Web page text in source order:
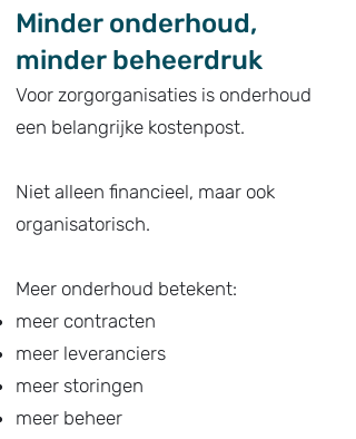
Minder onderhoud,
minder beheerdruk
Voor zorgorganisaties is onderhoud
een belangrijke kostenpost.
Niet alleen financieel, maar ook
organisatorisch.
Meer onderhoud betekent:
meer contracten
meer leveranciers
meer storingen
meer beheer